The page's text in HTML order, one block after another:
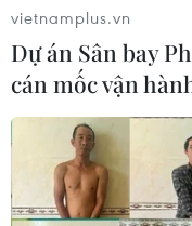
vietnamplus.vn
Dự án Sân bay
cán mốc vận